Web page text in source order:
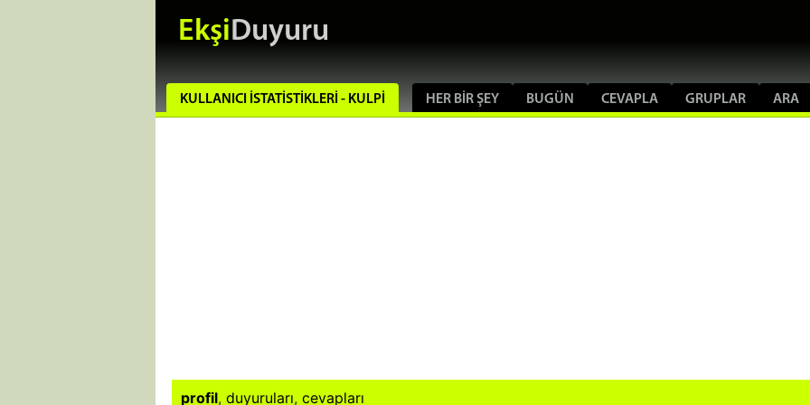
EkşiDuyuru
KULLANICI İSTATISTIKLERI - KULPI HER BIR ŞEY BUGÜN CEVAPLA GRUPLAR ARA
profil, duyuruları, cevapları